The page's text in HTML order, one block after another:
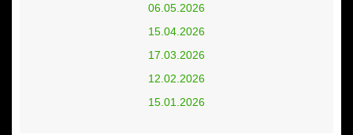
06.05.2026
15.04.2026
17.03.2026
12.02.2026
15.01.2026